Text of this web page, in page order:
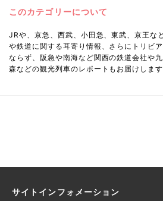
このカテゴリーについて
JRや、京急、西武、小田急、東武、京王な
や鉄道に関する耳寄り情報、さらにトリビ
ならず、阪急や南海など関西の鉄道会社や
森などの観光列車のレポートもお届けします
サイトインフォメーション